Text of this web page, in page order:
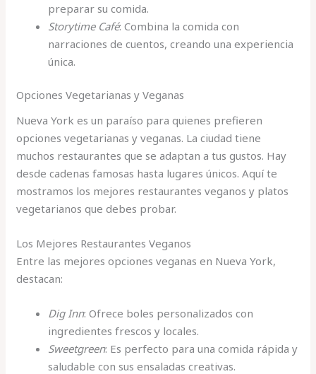
preparar su comida.
Storytime Café: Combina la comida con
narraciones de cuentos, creando una experiencia
única.
Opciones Vegetarianas y Veganas
Nueva York es un paraíso para quienes prefieren
opciones vegetarianas y veganas. La ciudad tiene
muchos restaurantes que se adaptan a tus gustos. Hay
desde cadenas famosas hasta lugares únicos. Aquí te
mostramos los mejores restaurantes veganos y platos
vegetarianos que debes probar.
Los Mejores Restaurantes Veganos
Entre las mejores opciones veganas en Nueva York,
destacan:
Dig Inn: Ofrece boles personalizados con
ingredientes frescos y locales.
Sweetgreen: Es perfecto para una comida rápida y
saludable con sus ensaladas creativas.